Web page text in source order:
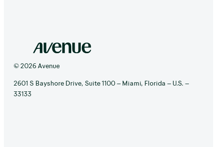
© 2026 Avenue
2601 S Bayshore Drive, Suite 1100 – Miami, Florida – U.S. –
33133